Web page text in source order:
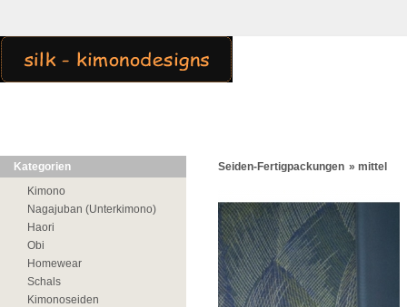
Kategorien
Kimono
Nagajuban (Unterkimono)
Haori
Obi
Homewear
Schals
Kimonoseiden
Seiden-Fertigpackungen » mittel